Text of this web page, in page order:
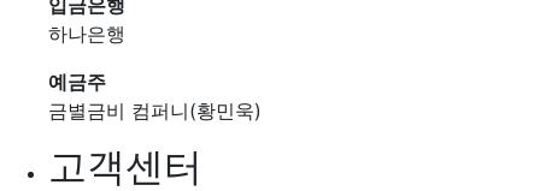
입금은행
하나은행
예금주
금별금비 컴퍼니(황민욱)
고객센터